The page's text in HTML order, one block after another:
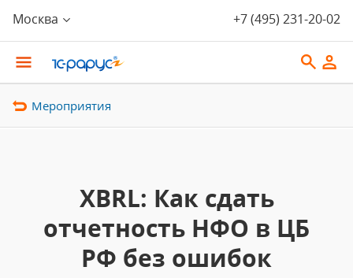
Москва +7 (495) 231-20-02
Мероприятия
XBRL: Как сдать
отчетность НФО в ЦБ
РФ без ошибок